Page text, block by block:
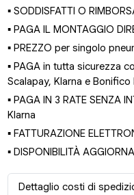
▪ SODDISFATTI O
▪ PAGA IL MONTAGGIO
▪ PREZZO per singolo
▪ PAGA in tutta sicurezza
Scalapay, Klarna e Bonifico
▪ PAGA IN 3 RATE SENZA
Klarna
▪ FATTURAZIONE
▪ DISPONIBILITÀ
Dettaglio costi di